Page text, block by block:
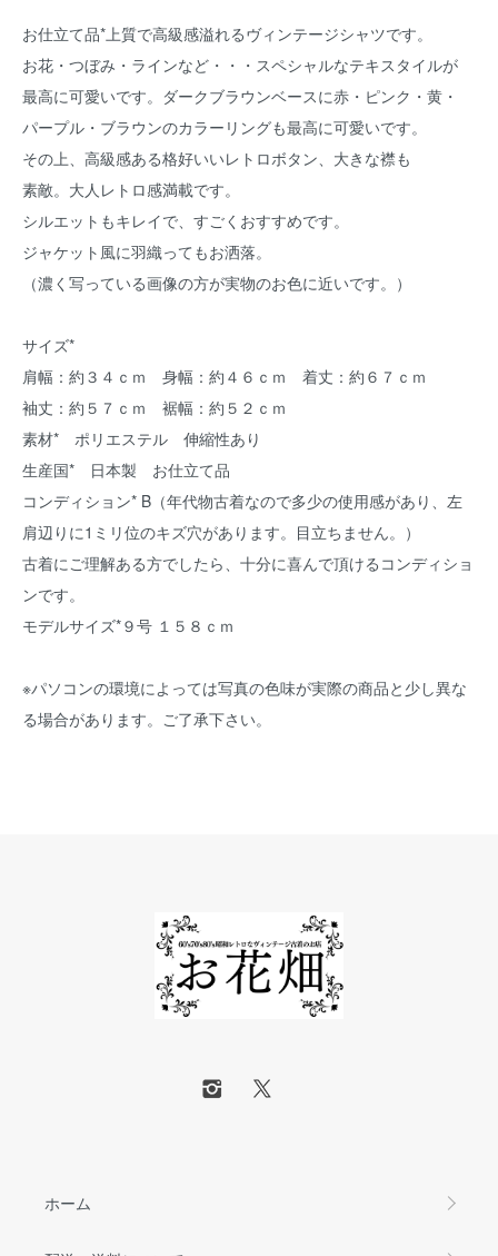
お仕立て品*上質で高級感溢れるヴィンテージシャツです。
お花・つぼみ・ラインなど・・・スペシャルなテキスタイルが
最高に可愛いです。ダークブラウンベースに赤・ピンク・黄・
パープル・ブラウンのカラーリングも最高に可愛いです。
その上、高級感ある格好いいレトロボタン、大きな襟も
素敵。大人レトロ感満載です。
シルエットもキレイで、すごくおすすめです。
ジャケット風に羽織ってもお洒落。
（濃く写っている画像の方が実物のお色に近いです。）
サイズ*
肩幅：約３４ｃｍ 身幅：約４６ｃｍ 着丈：約６７ｃｍ
袖丈：約５７ｃｍ 裾幅：約５２ｃｍ
素材* ポリエステル 伸縮性あり
生産国* 日本製 お仕立て品
コンディション* B（年代物古着なので多少の使用感があり、左
肩辺りに1ミリ位のキズ穴があります。目立ちません。）
古着にご理解ある方でしたら、十分に喜んで頂けるコンディショ
ンです。
モデルサイズ*９号 １５８ｃｍ
※パソコンの環境によっては写真の色味が実際の商品と少し異な
る場合があります。ご了承下さい。
ホーム